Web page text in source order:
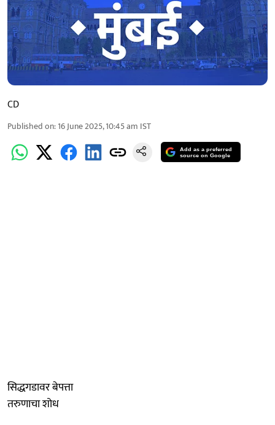
CD
Published on:16 June 2025, 10:45 am IST
Add as a preferred
source on Google
सिद्धगडावर बेपत्ता
तरुणाचा शोध